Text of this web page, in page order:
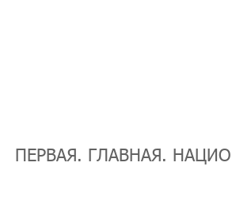
ПЕРВАЯ. ГЛАВНАЯ.